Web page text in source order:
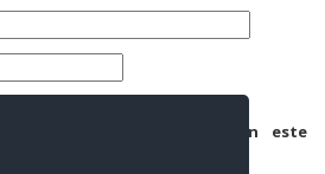
electrónico y web en este